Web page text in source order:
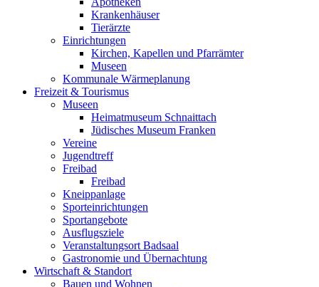
Krankenhäuser
Tierärzte
Einrichtungen
Kirchen, Kapellen und Pfarrämter
Museen
Kommunale Wärmeplanung
Freizeit & Tourismus
Museen
Heimatmuseum Schnaittach
Jüdisches Museum Franken
Vereine
Jugendtreff
Freibad
Freibad
Kneippanlage
Sporteinrichtungen
Sportangebote
Ausflugsziele
Veranstaltungsort Badsaal
Gastronomie und Übernachtung
Wirtschaft & Standort
Bauen und Wohnen